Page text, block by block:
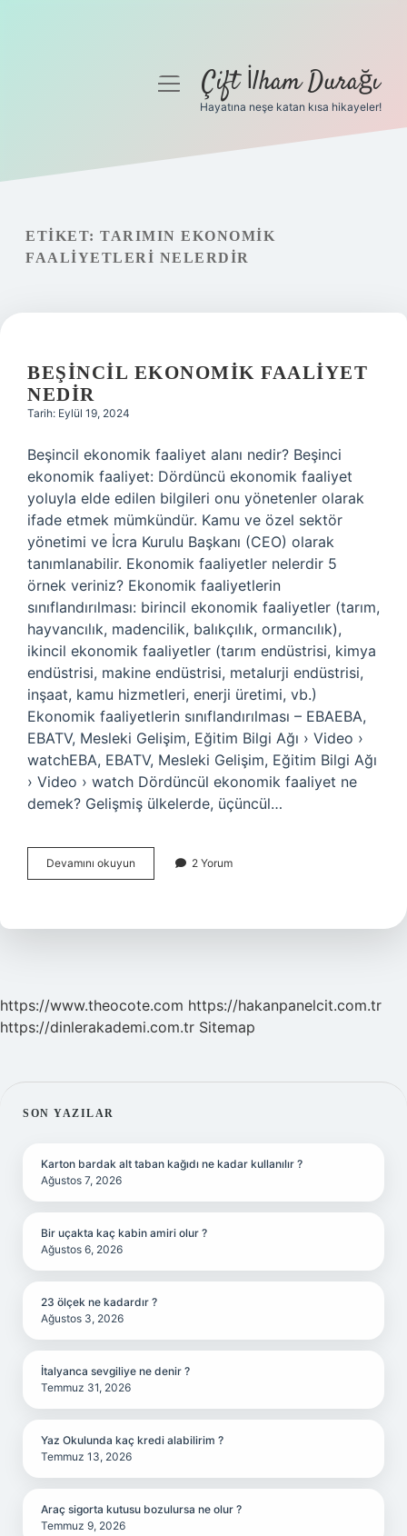
Gizlilik Politikası
Hakkımızda
menüyüÇift İlham Durağı
Hayatına neşe katan kısa hikayeler!
ETIKET: TARIMIN EKONOMIK
FAALIYETLERI NELERDIR
BEŞINCIL EKONOMIK FAALIYET
NEDIR
Tarih: Eylül 19, 2024
Beşincil ekonomik faaliyet alanı nedir? Beşinci
ekonomik faaliyet: Dördüncü ekonomik faaliyet
yoluyla elde edilen bilgileri onu yönetenler olarak
ifade etmek mümkündür. Kamu ve özel sektör
yönetimi ve İcra Kurulu Başkanı (CEO) olarak
tanımlanabilir. Ekonomik faaliyetler nelerdir 5
örnek veriniz? Ekonomik faaliyetlerin
sınıflandırılması: birincil ekonomik faaliyetler (tarım,
hayvancılık, madencilik, balıkçılık, ormancılık),
ikincil ekonomik faaliyetler (tarım endüstrisi, kimya
endüstrisi, makine endüstrisi, metalurji endüstrisi,
inşaat, kamu hizmetleri, enerji üretimi, vb.)
Ekonomik faaliyetlerin sınıflandırılması – EBAEBA,
EBATV, Mesleki Gelişim, Eğitim Bilgi Ağı › Video ›
watchEBA, EBATV, Mesleki Gelişim, Eğitim Bilgi Ağı
› Video › watch Dördüncül ekonomik faaliyet ne
demek? Gelişmiş ülkelerde, üçüncül…
Devamını okuyun
Ekonomik
2 Yorum
https://www.theocote.com https://hakanpanelcit.com.tr
https://dinlerakademi.com.tr Sitemap
SIDEBAR
SON YAZILAR
Karton bardak alt taban kağıdı ne kadar kullanılır ?
Ağustos 7, 2026
Bir uçakta kaç kabin amiri olur ?
Ağustos 6, 2026
23 ölçek ne kadardır ?
Ağustos 3, 2026
İtalyanca sevgiliye ne denir ?
Temmuz 31, 2026
Yaz Okulunda kaç kredi alabilirim ?
Temmuz 13, 2026
Araç sigorta kutusu bozulursa ne olur ?
Temmuz 9, 2026